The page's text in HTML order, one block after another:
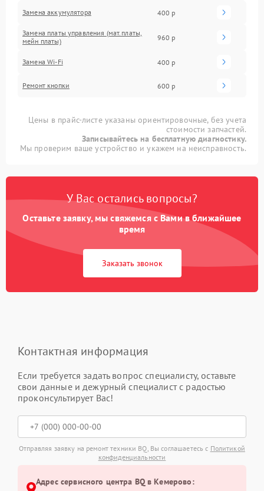
Замена аккумулятора 400 р
Замена платы управления (мат.платы,
мейн платы)
960 р
Замена Wi-Fi 400 р
Ремонт кнопки 600 р
Цены в прайс-листе указаны ориентировочные, без учета
стоимости запчастей.
Записывайтесь на бесплатную диагностику.
Мы проверим ваше устройство и укажем на неисправность.
У Вас остались вопросы?
Оставьте заявку, мы свяжемся с Вами в ближайшее
время
Заказать звонок
Контактная информация
Если требуется задать вопрос специалисту, оставьте
свои данные и дежурный специалист с радостью
проконсультирует Вас!
Отправляя заявку на ремонт техники BQ, Вы соглашаетесь с Политикой
конфиденциальности
Адрес сервисного центра BQ в Кемерово: